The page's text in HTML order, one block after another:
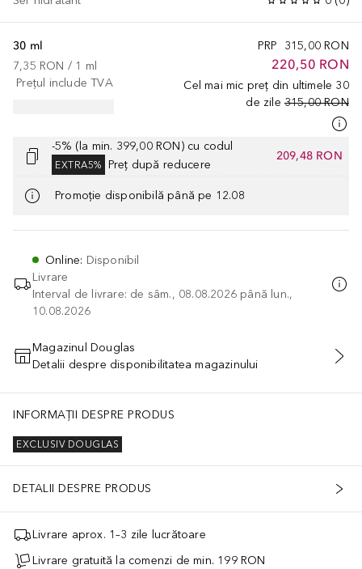
PRP 315,00 RON
220,50 RON
Cel mai mic preț din ultimele 30
de zile 315,00 RON
30 ml
7,35 RON / 1 ml
Prețul include TVA
-5% (la min. 399,00 RON) cu codul
EXTRA5% Preț după reducere
209,48 RON
Promoție disponibilă până pe 12.08
Online: Disponibil
Livrare
Interval de livrare: de sâm., 08.08.2026 până lun.,
10.08.2026
ADĂUGAȚI ÎN COŞ
Magazinul Douglas
Detalii despre disponibilitatea magazinului
INFORMAȚII DESPRE PRODUS
EXCLUSIV DOUGLAS
DETALII DESPRE PRODUS
Livrare aprox. 1–3 zile lucrătoare
Livrare gratuită la comenzi de min. 199 RON